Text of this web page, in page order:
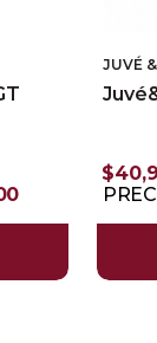
JUVÉ
$40,